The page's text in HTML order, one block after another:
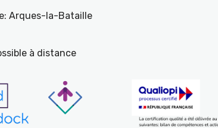
Arques-la-Bataille
à distance